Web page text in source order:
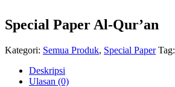
Special Paper Al-Qur’an
Kategori: Semua Produk, Special Paper Tag:
Deskripsi
Ulasan (0)